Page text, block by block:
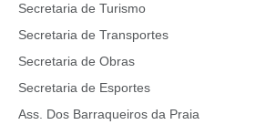
Secretaria de Turismo
Secretaria de Transportes
Secretaria de Obras
Secretaria de Esportes
Ass. Dos Barraqueiros da Praia